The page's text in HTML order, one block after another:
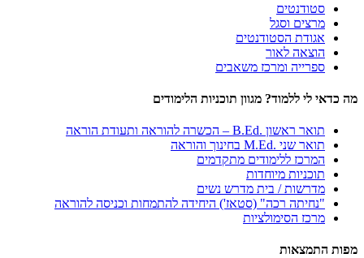
סטודנטים
מרצים וסגל
אגודת הסטודנטים
הוצאה לאור
ספרייה ומרכז משאבים
מה כדאי לי ללמוד? מגוון תוכניות הלימודים
תואר ראשון .B.Ed – הכשרה להוראה ותעודת הוראה
תואר שני .M.Ed בחינוך והוראה
המרכז ללימודים מתקדמים
תוכניות מיוחדות
מדרשות / בית מדרש נשים
"נחיתה רכה" (סטאז') היחידה להתמחות וכניסה להוראה
מרכז הסימולציות​
מפות התמצאות